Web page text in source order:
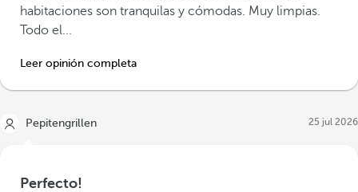
habitaciones son tranquilas y cómodas. Muy limpias.
Todo el...
Leer opinión completa
Pepitengrillen 25 jul 2026
Perfecto!